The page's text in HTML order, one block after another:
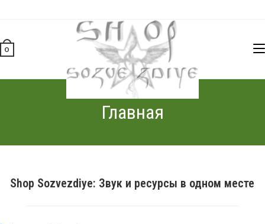
0
Главная
Shop Sozvezdiye: Звук и ресурсы в одном месте